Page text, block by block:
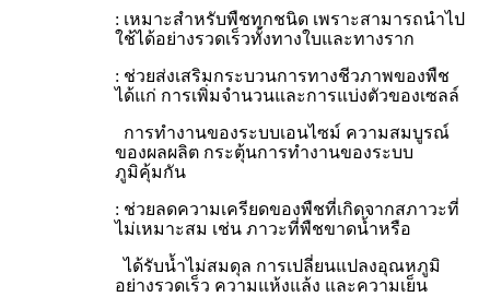
: เหมาะสำหรับพืชทุกชนิด เพราะสามารถนำไป
ใช้ได้อย่างรวดเร็วทั้งทางใบและทางราก
: ช่วยส่งเสริมกระบวนการทางชีวภาพของพืช
ได้แก่ การเพิ่มจำนวนและการแบ่งตัวของเซลล์
การทำงานของระบบเอนไซม์ ความสมบูรณ์
ของผลผลิต กระตุ้นการทำงานของระบบ
ภูมิคุ้มกัน
: ช่วยลดความเครียดของพืชที่เกิดจากสภาวะที่
ไม่เหมาะสม เช่น ภาวะที่พืชขาดน้ำหรือ
ได้รับน้ำไม่สมดุล การเปลี่ยนแปลงอุณหภูมิ
อย่างรวดเร็ว ความแห้งแล้ง และความเย็น